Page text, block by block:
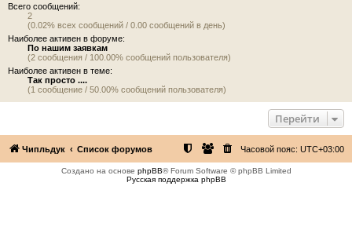
Всего сообщений:
2
(0.02% всех сообщений / 0.00 сообщений в день)
Наиболее активен в форуме:
По нашим заявкам
(2 сообщения / 100.00% сообщений пользователя)
Наиболее активен в теме:
Так просто ....
(1 сообщение / 50.00% сообщений пользователя)
Перейти
Чипльдук Список форумов Часовой пояс: UTC+03:00
Создано на основе phpBB® Forum Software © phpBB Limited
Русская поддержка phpBB